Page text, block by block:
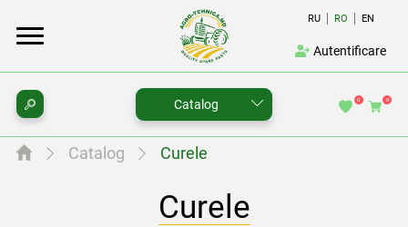
Autentificare
RU RO EN
Catalog 0 0
Catalog Curele
Curele